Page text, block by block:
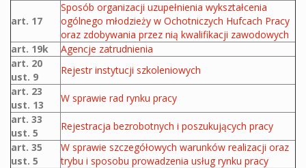
art. 17
Sposób organizacji uzupełnienia wykształcenia
ogólnego młodzieży w Ochotniczych Hufcach Pracy
oraz zdobywania przez nią kwalifikacji zawodowych
art. 19k
Agencje zatrudnienia
art. 20
ust. 9
Rejestr instytucji szkoleniowych
art. 23
ust. 13
W sprawie rad rynku pracy
art. 33
ust. 5
Rejestracja bezrobotnych i poszukujących pracy
art. 35
ust. 5
W sprawie szczegółowych warunków realizacji oraz
trybu i sposobu prowadzenia usług rynku pracy